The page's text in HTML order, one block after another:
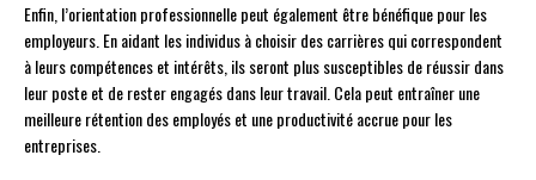
Enfin, l’orientation professionnelle peut également être bénéfique pour les
employeurs. En aidant les individus à choisir des carrières qui correspondent
à leurs compétences et intérêts, ils seront plus susceptibles de réussir dans
leur poste et de rester engagés dans leur travail. Cela peut entraîner une
meilleure rétention des employés et une productivité accrue pour les
entreprises.